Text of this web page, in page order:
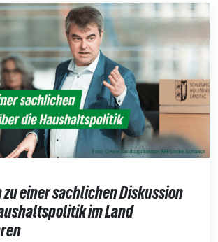
einer sachlichen Diskussion
im Land